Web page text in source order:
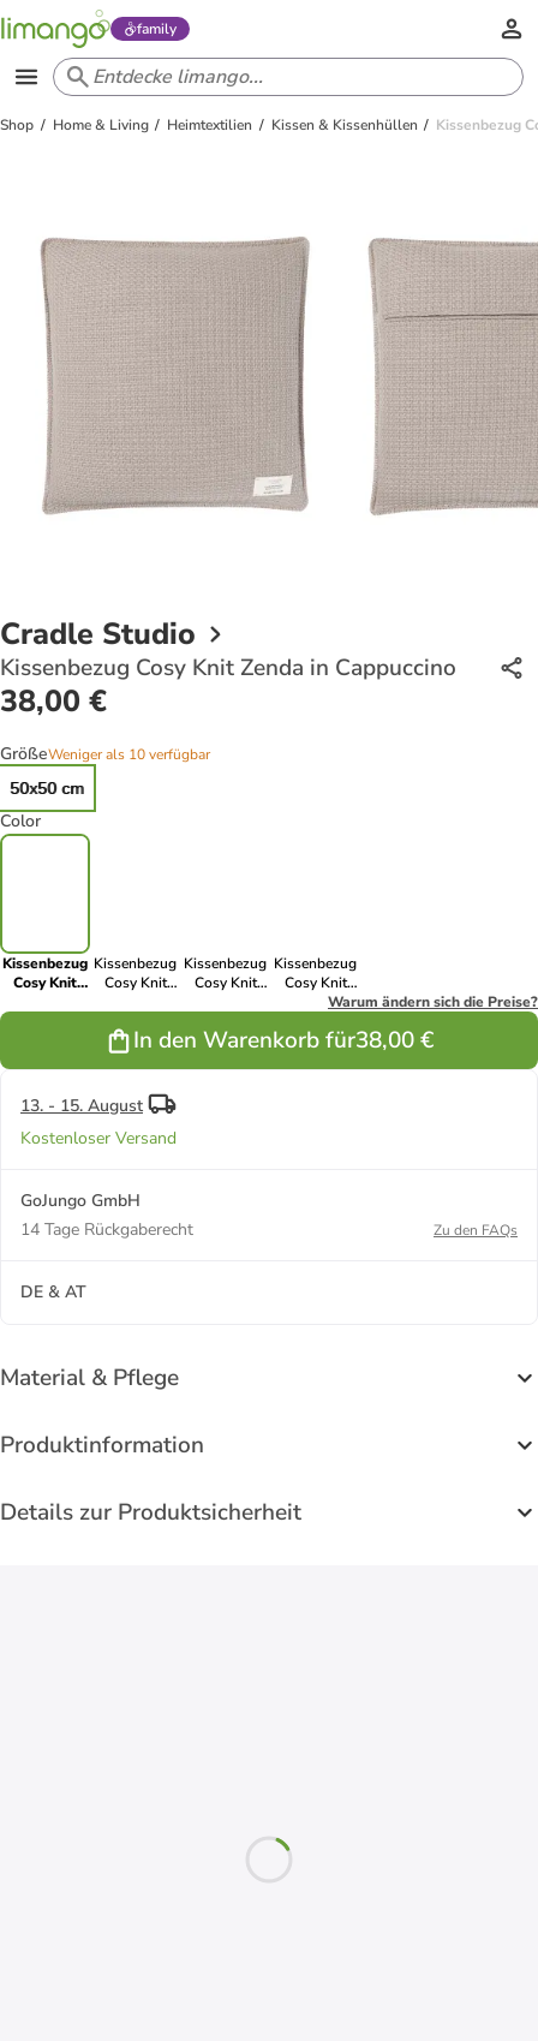
family
Shop Home & Living Heimtextilien Kissen & Kissenhüllen Kissenbezug
Cradle Studio
Kissenbezug Cosy Knit Zenda in Cappuccino
38,00 €
GrößeWeniger als 10 verfügbar
50x50 cm
Color
Kissenbezug
Cosy Knit
Kissenbezug
Cosy Knit
Kissenbezug
Cosy Knit
Kissenbezug
Cosy Knit
Zenda inWarum ändern sich die Preise?
In den Warenkorb für38,00 €
13. - 15. August
Kostenloser Versand
GoJungo GmbH
14 Tage Rückgaberecht
Zu den FAQs
DE & AT
Material & Pflege
Produktinformation
Details zur Produktsicherheit